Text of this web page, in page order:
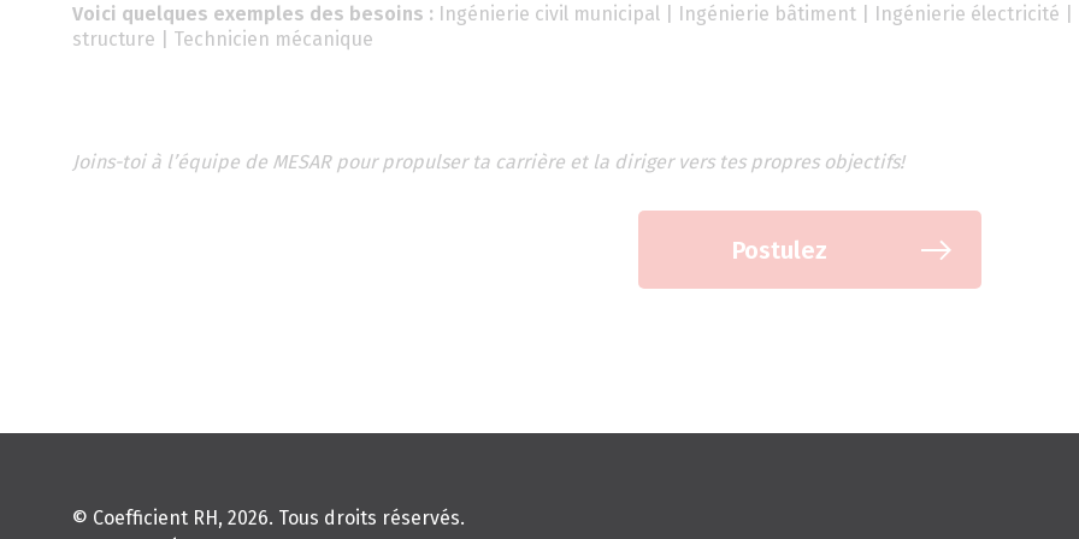
Voici quelques exemples des besoins : Ingénierie civil municipal | Ingénierie bâtiment | Ingénierie électricité |
structure | Technicien mécanique
Joins-toi à l’équipe de MESAR pour propulser ta carrière et la diriger vers tes propres objectifs!
Postulez
© Coefficient RH, 2026. Tous droits réservés.